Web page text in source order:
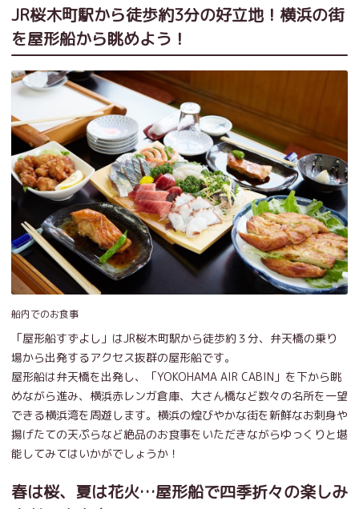
JR桜木町駅から徒歩約3分の好立地！横浜の街
を屋形船から眺めよう！
船内でのお食事
「屋形船すずよし」はJR桜木町駅から徒歩約３分、弁天橋の乗り
場から出発するアクセス抜群の屋形船です。
屋形船は弁天橋を出発し、「YOKOHAMA AIR CABIN」を下から眺
めながら進み、横浜赤レンガ倉庫、大さん橋など数々の名所を一望
できる横浜湾を周遊します。横浜の煌びやかな街を新鮮なお刺身や
揚げたての天ぷらなど絶品のお食事をいただきながらゆっくりと堪
能してみてはいかがでしょうか！
春は桜、夏は花火…屋形船で四季折々の楽しみ